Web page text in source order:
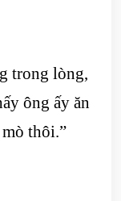
trong lòng,
ông ấy ăn
thôi.”